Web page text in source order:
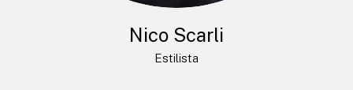
Nico Scarli
Estilista